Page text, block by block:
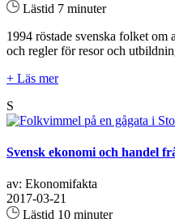
Lästid 7 minuter
1994 röstade svenska folket
och regler för resor och
+ Läs mer
S
Svensk ekonomi och handel
av: Ekonomifakta
2017-03-21
Lästid 10 minuter